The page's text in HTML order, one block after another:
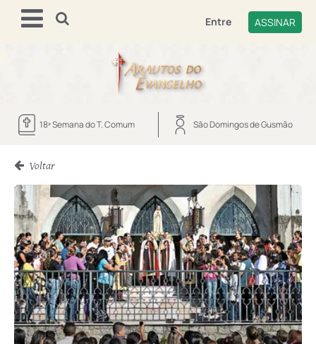
Entre ASSINAR
18ª Semana do T. Comum São Domingos de Gusmão
Voltar